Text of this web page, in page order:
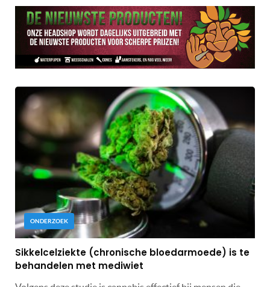
ONDERZOEK
Sikkelcelziekte (chronische bloedarmoede) is te
behandelen met mediwiet